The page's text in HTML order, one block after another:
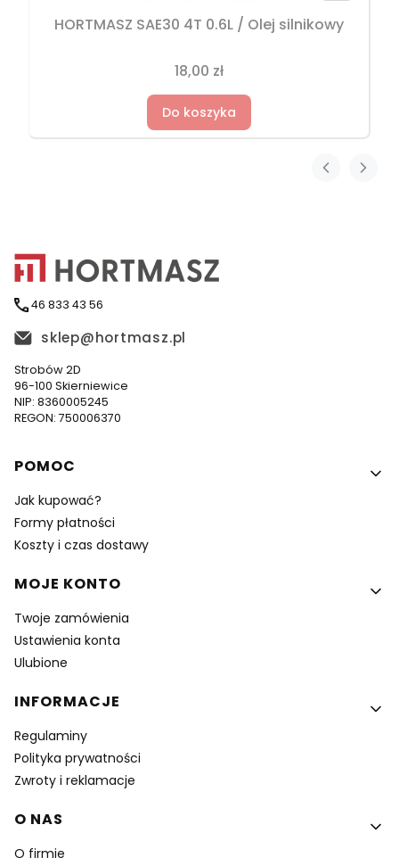
HORTMASZ SAE30 4T 0.6L / Olej silnikowy
18,00 zł
Do koszyka
46 833 43 56
sklep@hortmasz.pl
Strobów 2D
96-100 Skierniewice
NIP: 8360005245
REGON: 750006370
Linki w stopce
POMOC
Jak kupować?
Formy płatności
Koszty i czas dostawy
MOJE KONTO
Twoje zamówienia
Ustawienia konta
Ulubione
INFORMACJE
Regulaminy
Polityka prywatności
Zwroty i reklamacje
O NAS
O firmie